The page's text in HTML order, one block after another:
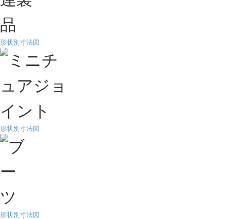
形状別寸法図
形状別寸法図
形状別寸法図